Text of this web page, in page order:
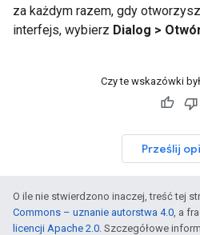
za każdym razem, gdy
interfejs, wybierz Dialog >
Czy te wskazówki
Prześlij
O ile nie stwierdzono inaczej, treść tej
Commons – uznanie autorstwa 4.0, a
licencji Apache 2.0. Szczegółowe